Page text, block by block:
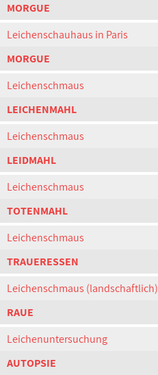
MORGUE
Leichenschauhaus in Paris
MORGUE
Leichenschmaus
LEICHENMAHL
Leichenschmaus
LEIDMAHL
Leichenschmaus
TOTENMAHL
Leichenschmaus
TRAUERESSEN
Leichenschmaus (landschaftlich)
RAUE
Leichenuntersuchung
AUTOPSIE